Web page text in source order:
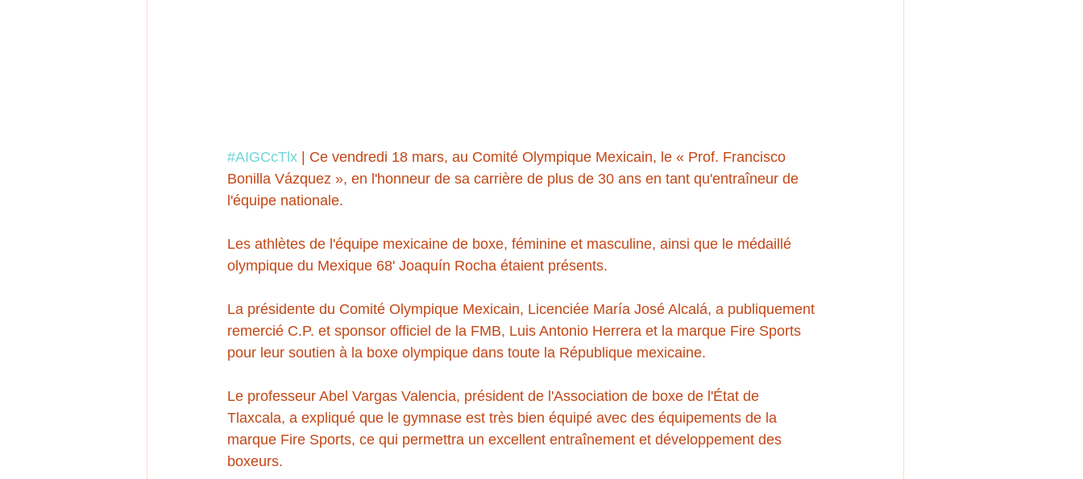
#AIGCcTlx | Ce vendredi 18 mars, au Comité Olympique Mexicain, le « Prof. Francisco
Bonilla Vázquez », en l'honneur de sa carrière de plus de 30 ans en tant qu'entraîneur de
l'équipe nationale.
Les athlètes de l'équipe mexicaine de boxe, féminine et masculine, ainsi que le médaillé
olympique du Mexique 68' Joaquín Rocha étaient présents.
La présidente du Comité Olympique Mexicain, Licenciée María José Alcalá, a publiquement
remercié C.P. et sponsor officiel de la FMB, Luis Antonio Herrera et la marque Fire Sports
pour leur soutien à la boxe olympique dans toute la République mexicaine.
Le professeur Abel Vargas Valencia, président de l'Association de boxe de l'État de
Tlaxcala, a expliqué que le gymnase est très bien équipé avec des équipements de la
marque Fire Sports, ce qui permettra un excellent entraînement et développement des
boxeurs.